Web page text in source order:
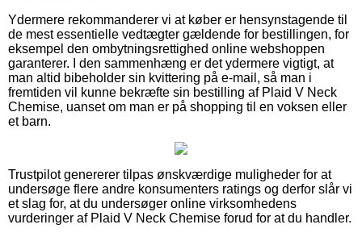
Ydermere rekommanderer vi at køber er hensynstagende til
de mest essentielle vedtægter gældende for bestillingen, for
eksempel den ombytningsrettighed online webshoppen
garanterer. I den sammenhæng er det ydermere vigtigt, at
man altid bibeholder sin kvittering på e-mail, så man i
fremtiden vil kunne bekræfte sin bestilling af Plaid V Neck
Chemise, uanset om man er på shopping til en voksen eller
et barn.
Trustpilot genererer tilpas ønskværdige muligheder for at
undersøge flere andre konsumenters ratings og derfor slår vi
et slag for, at du undersøger online virksomhedens
vurderinger af Plaid V Neck Chemise forud for at du handler.